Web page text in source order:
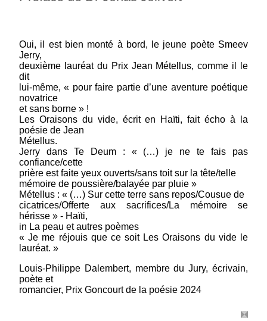
Les Oraisons du vide
Oui, il est bien monté à bord, le jeune poète Smeev
Jerry,
deuxième lauréat du Prix Jean Métellus, comme il le
dit
lui-même, « pour faire partie d’une aventure poétique
novatrice
et sans borne » !
Les Oraisons du vide, écrit en Haïti, fait écho à la
poésie de Jean
Métellus.
Jerry dans Te Deum : « (…) je ne te fais pas
confiance/cette
prière est faite yeux ouverts/sans toit sur la tête/telle
mémoire de poussière/balayée par pluie »
Métellus : « (…) Sur cette terre sans repos/Cousue de
cicatrices/Offerte aux sacrifices/La mémoire se
hérisse » - Haïti,
in La peau et autres poèmes
« Je me réjouis que ce soit Les Oraisons du vide le
lauréat. »
Louis-Philippe Dalembert, membre du Jury, écrivain,
poète et
romancier, Prix Goncourt de la poésie 2024